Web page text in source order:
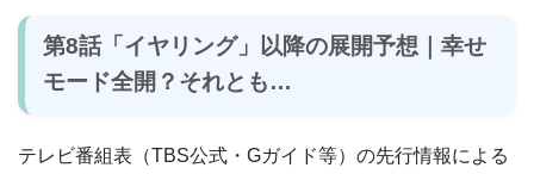
第8話「イヤリング」以降の展開予想｜幸せ
モード全開？それとも…
テレビ番組表（TBS公式・Gガイド等）の先行情報による